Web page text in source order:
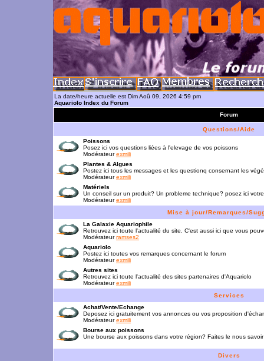
La date/heure actuelle est Dim Aoû 09, 2026 4:59 pm
Aquariolo Index du Forum
Forum
Questions/Aide
Poissons
Posez ici vos questions liées à l'elevage de vos poissons
Modérateurexmili
Plantes & Algues
Postez ici tous les messages et les questionq consernant les
Modérateurexmili
Matériels
Un conseil sur un produit? Un probleme technique? posez ici
Modérateurexmili
Mise à jour/Remarques/
La Galaxie Aquariophile
Retrouvez ici toute l'actualité du site. C'est aussi ici que vous
Modérateurramses2
Aquariolo
Postez ici toutes vos remarques concernant le forum
Modérateurexmili
Autres sites
Retrouvez ici toute l'actualité des sites partenaires d'Aquariolo
Modérateurexmili
Services
Achat/Vente/Echange
Deposez ici gratuitement vos annonces ou vos proposition
Modérateurexmili
Bourse aux poissons
Une bourse aux poissons dans votre région? Faites le nous savoir
Divers